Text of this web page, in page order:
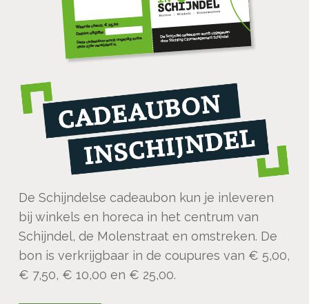
De Schijndelse cadeaubon kun je inleveren
bij winkels en horeca in het centrum van
Schijndel, de Molenstraat en omstreken. De
bon is verkrijgbaar in de coupures van € 5,00,
€ 7,50, € 10,00 en € 25,00.